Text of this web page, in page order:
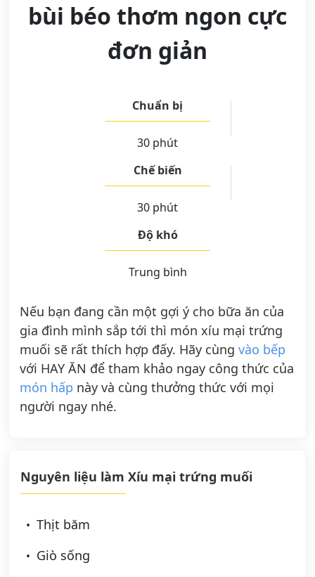
bùi béo thơm ngon cực
đơn giản
Chuẩn bị
30 phút
Chế biến
30 phút
Độ khó
Trung bình
Nếu bạn đang cần một gợi ý cho bữa ăn của
gia đình mình sắp tới thì món xíu mại trứng
muối sẽ rất thích hợp đấy. Hãy cùng vào bếp
với HAY ĂN để tham khảo ngay công thức của
món hấp này và cùng thưởng thức với mọi
người ngay nhé.
Nguyên liệu làm Xíu mại trứng muối
Thịt băm
Giò sống